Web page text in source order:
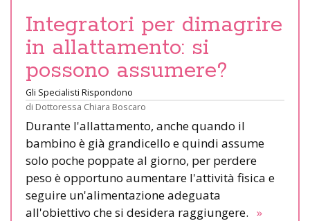
Integratori per dimagrire
in allattamento: si
possono assumere?
Gli Specialisti Rispondono
di Dottoressa Chiara Boscaro
Durante l'allattamento, anche quando il
bambino è già grandicello e quindi assume
solo poche poppate al giorno, per perdere
peso è opportuno aumentare l'attività fisica e
seguire un'alimentazione adeguata
all'obiettivo che si desidera raggiungere. »